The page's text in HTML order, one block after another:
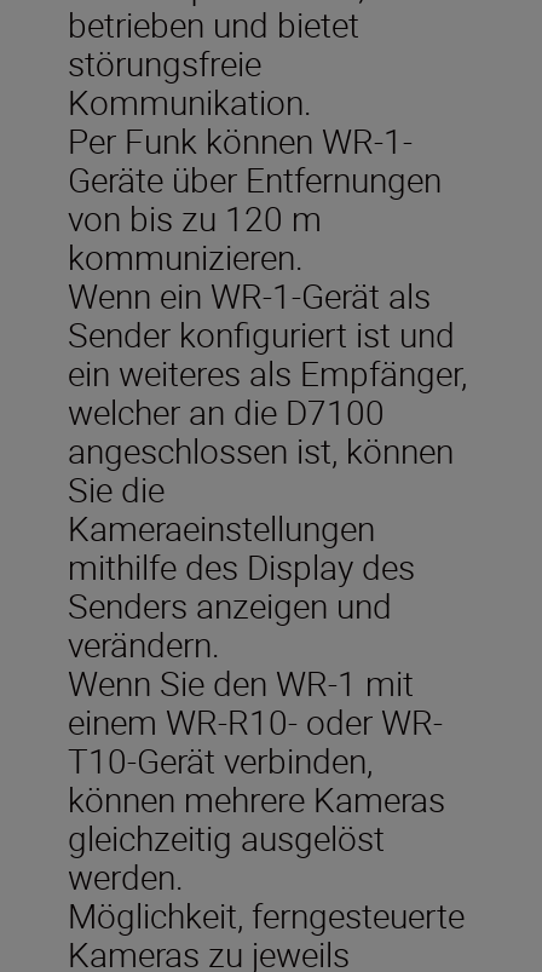
betrieben und bietet
störungsfreie
Kommunikation.
Per Funk können WR-1-
Geräte über Entfernungen
von bis zu 120 m
kommunizieren.
Wenn ein WR-1-Gerät als
Sender konfiguriert ist und
ein weiteres als Empfänger,
welcher an die D7100
angeschlossen ist, können
Sie die
Kameraeinstellungen
mithilfe des Display des
Senders anzeigen und
verändern.
Wenn Sie den WR-1 mit
einem WR-R10- oder WR-
T10-Gerät verbinden,
können mehrere Kameras
gleichzeitig ausgelöst
werden.
Möglichkeit, ferngesteuerte
Kameras zu jeweils